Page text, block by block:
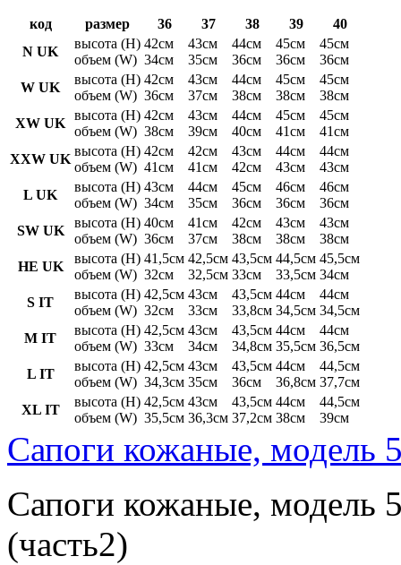
код размер 36 37 38 39
40
N UK
высота (H)
объем (W)
42см
34см
43см
35см
44см
36см
45см
36см
45см
36см
W UK
высота (H)
объем (W)
42см
36см
43см
37см
44см
38см
45см
38см
45см
38см
XW UK
высота (H)
объем (W)
42см
38см
43см
39см
44см
40см
45см
41см
45см
41см
XXW UK
высота (H)
объем (W)
42см
41см
42см
41см
43см
42см
44см
43см
44см
43см
L UK
высота (H)
объем (W)
43см
34см
44см
35см
45см
36см
46см
36см
46см
36см
SW UK
высота (H)
объем (W)
40см
36см
41см
37см
42см
38см
43см
38см
43см
38см
HE UK
высота (H)
объем (W)
41,5см
32см
42,5см
32,5см
43,5см
33см
44,5см
33,5см
45,5см
34см
S IT
высота (H)
объем (W)
42,5см
32см
43см
33см
43,5см
33,8см
44см
34,5см
44см
34,5см
M IT
высота (H)
объем (W)
42,5см
33см
43см
34см
43,5см
34,8см
44см
35,5см
44см
36,5см
L IT
высота (H)
объем (W)
42,5см
34,3см
43см
35см
43,5см
36см
44см
36,8см
44,5см
37,7см
XL IT
высота (H)
объем (W)
42,5см
35,5см
43см
36,3см
43,5см
37,2см
44см
38см
44,5см
39см
Сапоги кожаные, модель
Сапоги кожаные, модель
(часть2)